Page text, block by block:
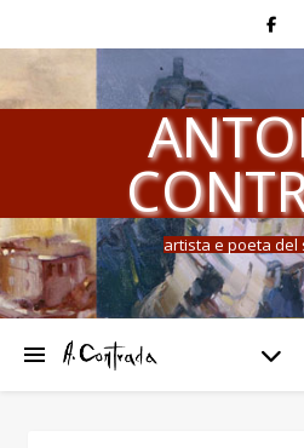
artista e poeta del